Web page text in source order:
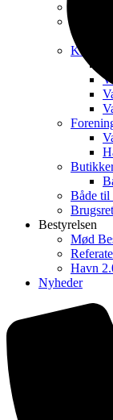
Klubber
Både til
Bestyrelsen
Mød
Havn
Nyheder